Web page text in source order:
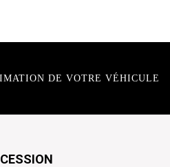
DE VOTRE VÉHICULE